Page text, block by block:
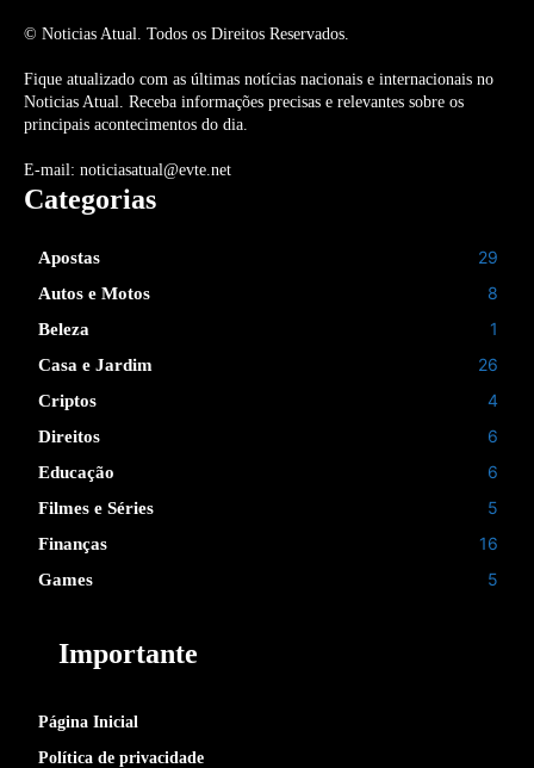
© Noticias Atual. Todos os Direitos Reservados.
Fique atualizado com as últimas notícias nacionais e internacionais no
Noticias Atual. Receba informações precisas e relevantes sobre os
principais acontecimentos do dia.
E-mail: noticiasatual@evte.net
Categorias
Apostas 29
Autos e Motos 8
Beleza 1
Casa e Jardim 26
Criptos 4
Direitos 6
Educação 6
Filmes e Séries 5
Finanças 16
Games 5
Importante
Página Inicial
Política de privacidade